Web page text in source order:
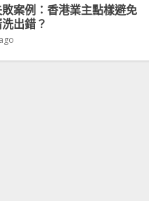
案例：香港業主點樣避免
出錯？